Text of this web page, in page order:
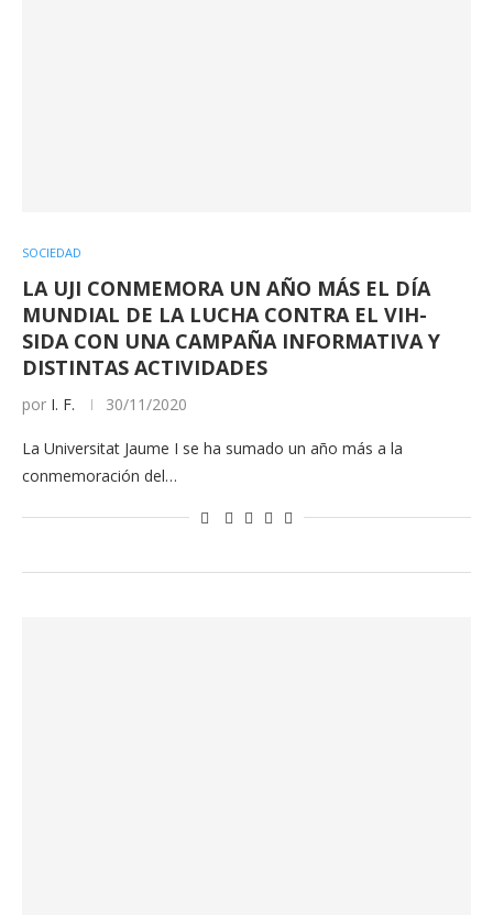
SOCIEDAD
LA UJI CONMEMORA UN AÑO MÁS EL DÍA
MUNDIAL DE LA LUCHA CONTRA EL VIH-
SIDA CON UNA CAMPAÑA INFORMATIVA Y
DISTINTAS ACTIVIDADES
por I. F. 30/11/2020
La Universitat Jaume I se ha sumado un año más a la
conmemoración del…